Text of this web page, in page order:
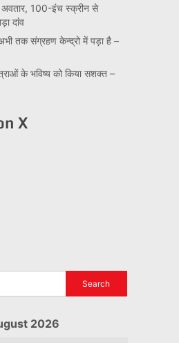
अवतार, 100-इंच स्क्रीन से
दांव
तक संग्रहण केन्द्रो में पड़ा है –
के भविष्य को किया सशक्त –
X
2026